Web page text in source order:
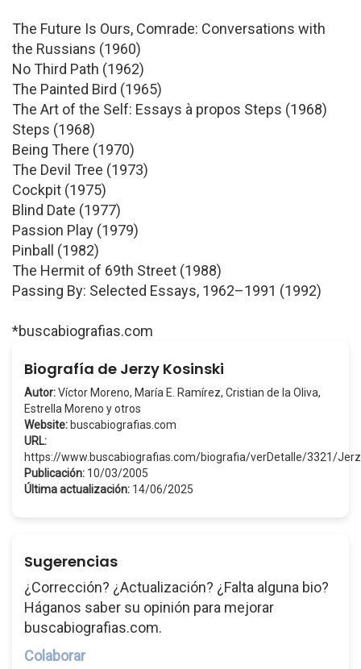
The Future Is Ours, Comrade: Conversations with
the Russians (1960)
No Third Path (1962)
The Painted Bird (1965)
The Art of the Self: Essays à propos Steps (1968)
Steps (1968)
Being There (1970)
The Devil Tree (1973)
Cockpit (1975)
Blind Date (1977)
Passion Play (1979)
Pinball (1982)
The Hermit of 69th Street (1988)
Passing By: Selected Essays, 1962–1991 (1992)
*buscabiografias.com
Biografía de Jerzy Kosinski
Autor:Víctor Moreno, María E. Ramírez, Cristian de la Oliva,
Estrella Moreno y otros
Website: buscabiografias.com
URL:
https://www.buscabiografias.com/biografia/verDetalle/3321/
Publicación: 10/03/2005
Última actualización: 14/06/2025
Sugerencias
¿Corrección? ¿Actualización? ¿Falta alguna bio?
Háganos saber su opinión para mejorar
buscabiografias.com.
Colaborar